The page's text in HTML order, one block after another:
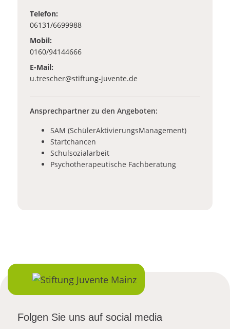
Telefon:
06131/6699988
Mobil:
0160/94144666
E-Mail:
u.trescher
_at_
stiftung-juvente.de
Ansprechpartner zu den Angeboten:
SAM (SchülerAktivierungsManagement)
Startchancen
Schulsozialarbeit
Psychotherapeutische Fachberatung
Folgen Sie uns auf social media